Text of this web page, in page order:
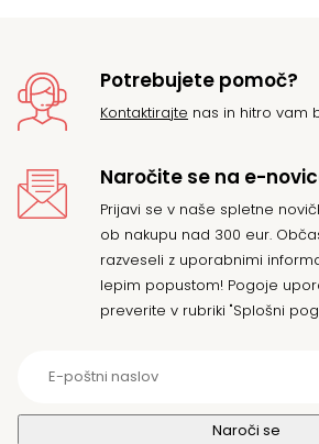
Potrebujete pomoč?
Kontaktirajte nas in hitro vam
Naročite se na e-
Prijavi se v naše spletne
ob nakupu nad 300 eur.
razveseli z uporabnimi
lepim popustom! Pogoje
preverite v rubriki "Splošni